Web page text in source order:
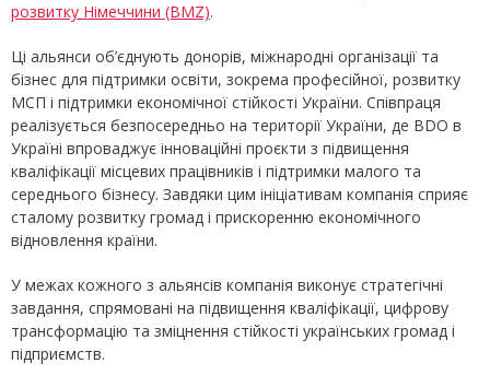
розвитку Німеччини (BMZ).
Ці альянси об’єднують донорів, міжнародні організації та
бізнес для підтримки освіти, зокрема професійної, розвитку
МСП і підтримки економічної стійкості України. Співпраця
реалізується безпосередньо на території України, де BDO в
Україні впроваджує інноваційні проєкти з підвищення
кваліфікації місцевих працівників і підтримки малого та
середнього бізнесу. Завдяки цим ініціативам компанія сприяє
сталому розвитку громад і прискоренню економічного
відновлення країни.
У межах кожного з альянсів компанія виконує стратегічні
завдання, спрямовані на підвищення кваліфікації, цифрову
трансформацію та зміцнення стійкості українських громад і
підприємств.